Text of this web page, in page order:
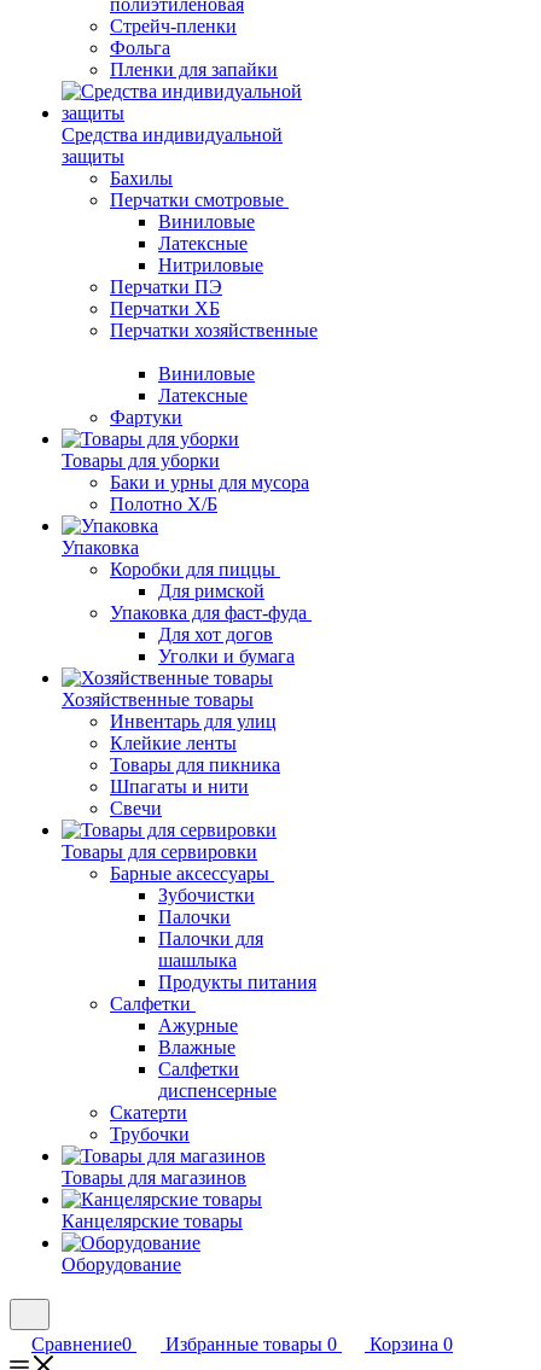
полиэтиленовая
Стрейч-пленки
Фольга
Пленки для запайки
Средства индивидуальной
защиты
Бахилы
Перчатки смотровые
Виниловые
Латексные
Нитриловые
Перчатки ПЭ
Перчатки ХБ
Перчатки хозяйственные
Виниловые
Латексные
Фартуки
Товары для уборки
Баки и урны для мусора
Полотно Х/Б
Упаковка
Коробки для пиццы
Для римской
Упаковка для фаст-фуда
Для хот догов
Уголки и бумага
Хозяйственные товары
Инвентарь для улиц
Клейкие ленты
Товары для пикника
Шпагаты и нити
Свечи
Товары для сервировки
Барные аксессуары
Зубочистки
Палочки
Палочки для
шашлыка
Продукты питания
Салфетки
Ажурные
Влажные
Салфетки
диспенсерные
Скатерти
Трубочки
Товары для магазинов
Канцелярские товары
Оборудование
Сравнение0 Избранные товары 0 Корзина 0